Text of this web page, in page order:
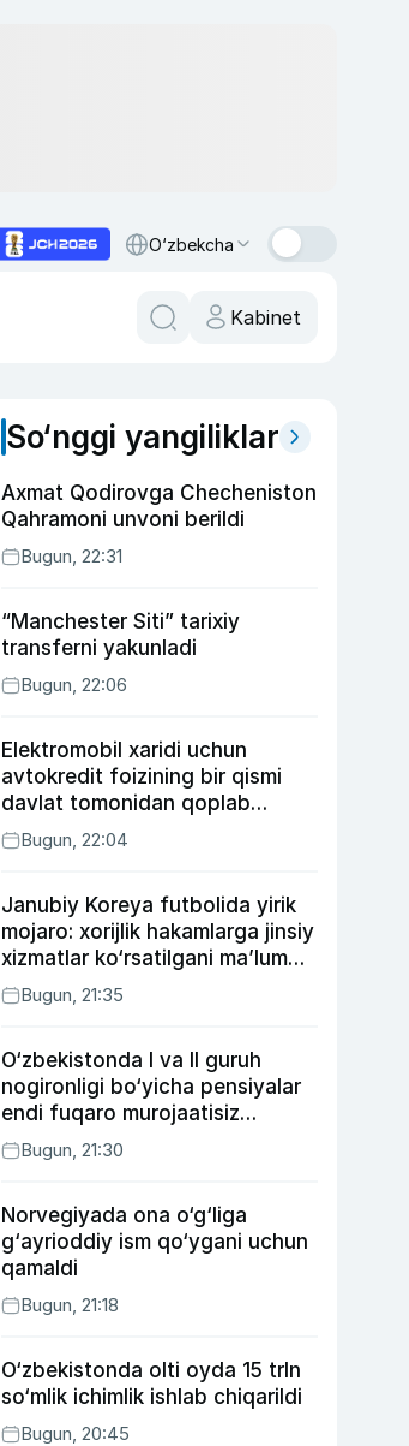
O‘zbekcha
Kabinet
So‘nggi yangiliklar
Axmat Qodirovga Checheniston
Qahramoni unvoni berildi
Bugun, 22:31
“Manchester Siti” tarixiy
transferni yakunladi
Bugun, 22:06
Elektromobil xaridi uchun
avtokredit foizining bir qismi
davlat tomonidan qoplab
berilishi mumkin
Bugun, 22:04
Janubiy Koreya futbolida yirik
mojaro: xorijlik hakamlarga jinsiy
xizmatlar ko‘rsatilgani ma’lum
qilindi
Bugun, 21:35
O‘zbekistonda I va II guruh
nogironligi bo‘yicha pensiyalar
endi fuqaro murojaatisiz
tayinlanishi mumkin
Bugun, 21:30
Norvegiyada ona o‘g‘liga
g‘ayrioddiy ism qo‘ygani uchun
qamaldi
Bugun, 21:18
O‘zbekistonda olti oyda 15 trln
so‘mlik ichimlik ishlab chiqarildi
Bugun, 20:45